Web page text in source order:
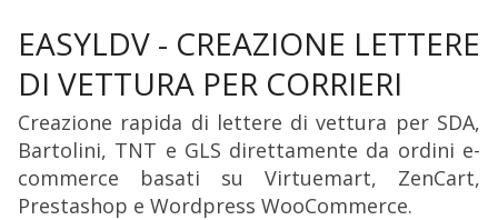
EASYLDV - CREAZIONE LETTERE
DI VETTURA PER CORRIERI
Creazione rapida di lettere di vettura per SDA,
Bartolini, TNT e GLS direttamente da ordini e-
commerce basati su Virtuemart, ZenCart,
Prestashop e Wordpress WooCommerce.